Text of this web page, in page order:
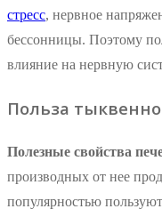
стресс, нервное
бессонницы. Поэтому
влияние на нервную
Польза
Полезные свойства
производных от нее
популярностью